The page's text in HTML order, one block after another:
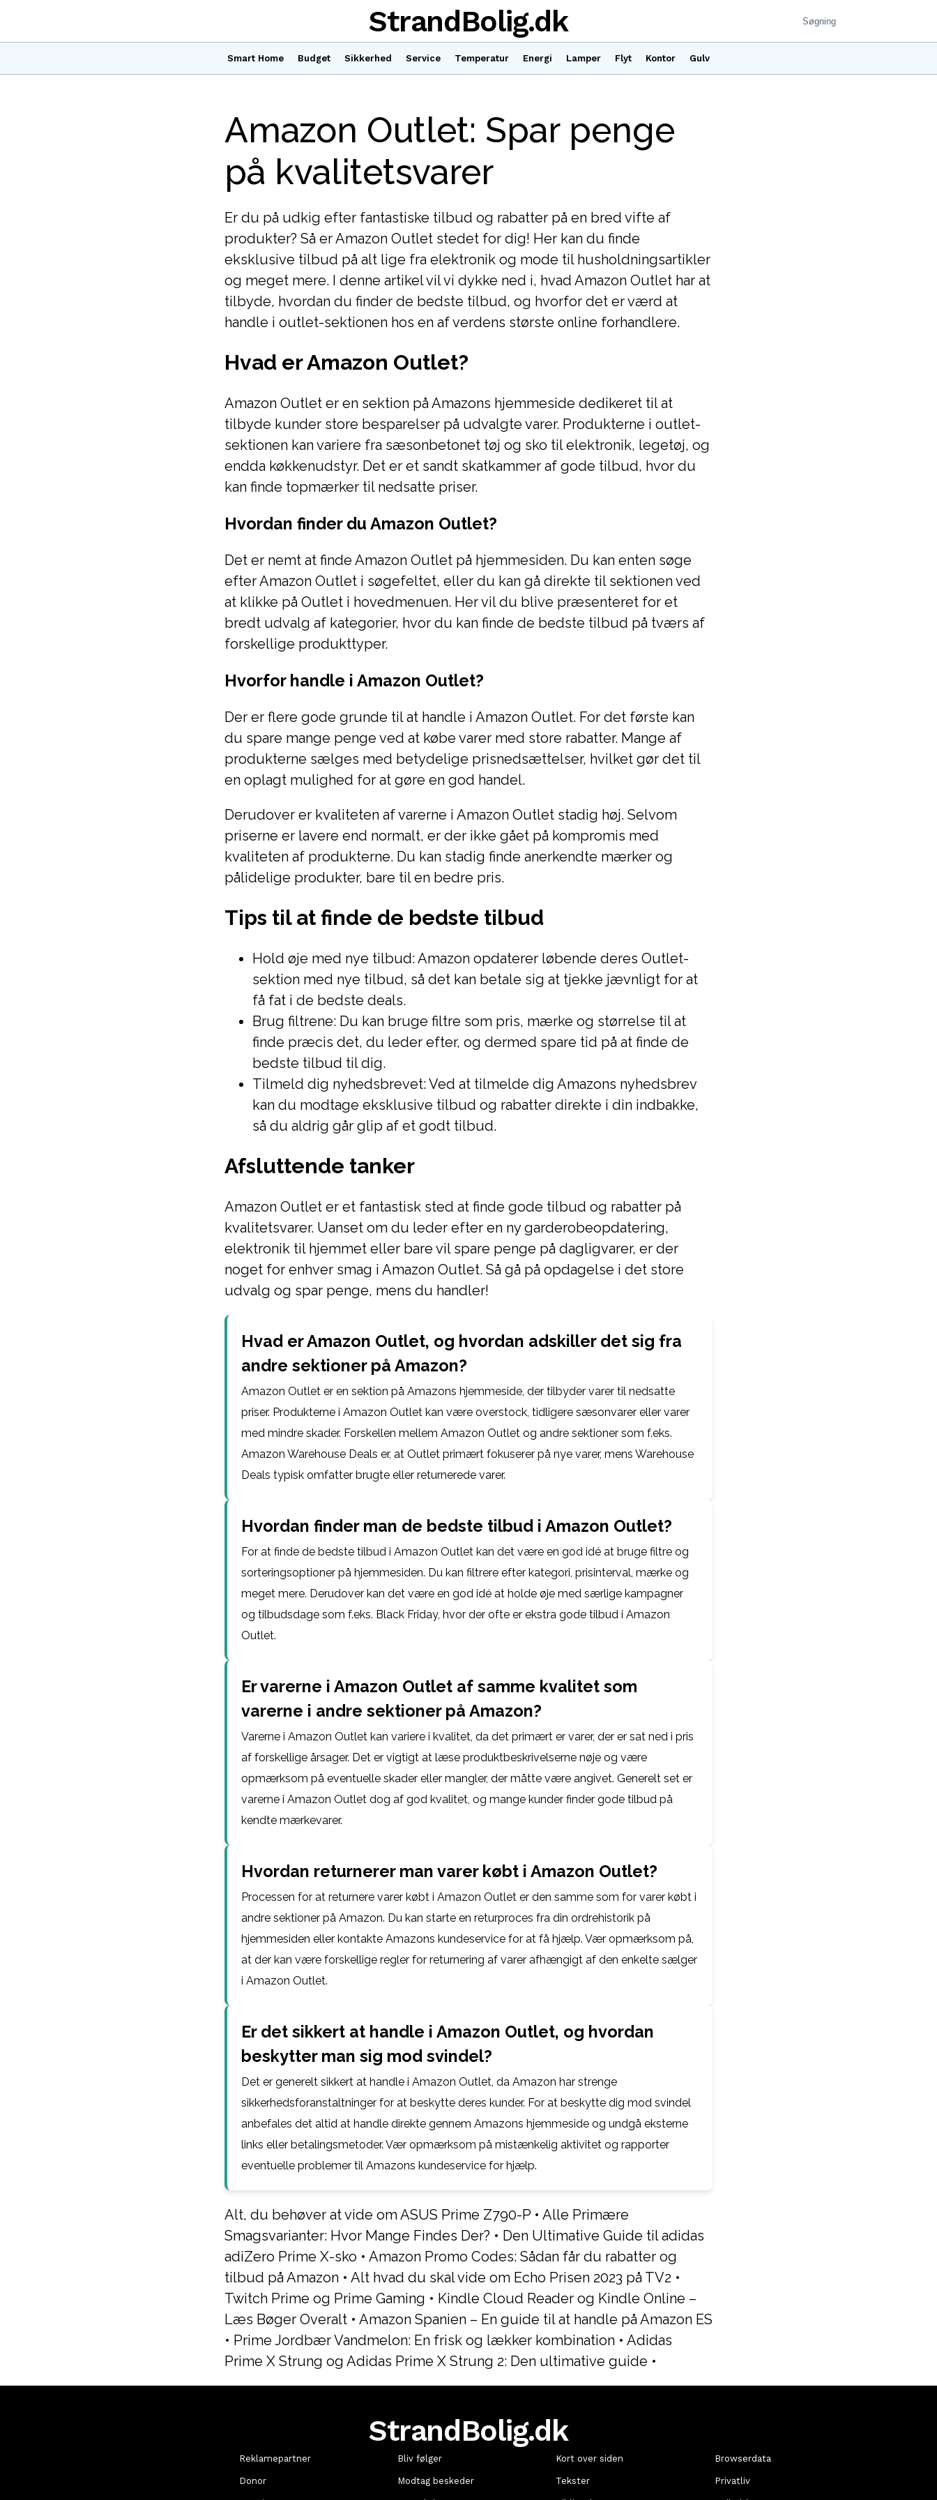
Smart Home Budget Sikkerhed Service Temperatur Energi Lamper Flyt Kontor Gulv
StrandBolig.dk
Amazon Outlet: Spar penge
på kvalitetsvarer
Er du på udkig efter fantastiske tilbud og rabatter på en bred vifte af
produkter? Så er Amazon Outlet stedet for dig! Her kan du finde
eksklusive tilbud på alt lige fra elektronik og mode til husholdningsartikler
og meget mere. I denne artikel vil vi dykke ned i, hvad Amazon Outlet har at
tilbyde, hvordan du finder de bedste tilbud, og hvorfor det er værd at
handle i outlet-sektionen hos en af verdens største online forhandlere.
Hvad er Amazon Outlet?
Amazon Outlet er en sektion på Amazons hjemmeside dedikeret til at
tilbyde kunder store besparelser på udvalgte varer. Produkterne i outlet-
sektionen kan variere fra sæsonbetonet tøj og sko til elektronik, legetøj, og
endda køkkenudstyr. Det er et sandt skatkammer af gode tilbud, hvor du
kan finde topmærker til nedsatte priser.
Hvordan finder du Amazon Outlet?
Det er nemt at finde Amazon Outlet på hjemmesiden. Du kan enten søge
efter Amazon Outlet i søgefeltet, eller du kan gå direkte til sektionen ved
at klikke på Outlet i hovedmenuen. Her vil du blive præsenteret for et
bredt udvalg af kategorier, hvor du kan finde de bedste tilbud på tværs af
forskellige produkttyper.
Hvorfor handle i Amazon Outlet?
Der er flere gode grunde til at handle i Amazon Outlet. For det første kan
du spare mange penge ved at købe varer med store rabatter. Mange af
produkterne sælges med betydelige prisnedsættelser, hvilket gør det til
en oplagt mulighed for at gøre en god handel.
Derudover er kvaliteten af varerne i Amazon Outlet stadig høj. Selvom
priserne er lavere end normalt, er der ikke gået på kompromis med
kvaliteten af produkterne. Du kan stadig finde anerkendte mærker og
pålidelige produkter, bare til en bedre pris.
Tips til at finde de bedste tilbud
Hold øje med nye tilbud: Amazon opdaterer løbende deres Outlet-
sektion med nye tilbud, så det kan betale sig at tjekke jævnligt for at
få fat i de bedste deals.
Brug filtrene: Du kan bruge filtre som pris, mærke og størrelse til at
finde præcis det, du leder efter, og dermed spare tid på at finde de
bedste tilbud til dig.
Tilmeld dig nyhedsbrevet: Ved at tilmelde dig Amazons nyhedsbrev
kan du modtage eksklusive tilbud og rabatter direkte i din indbakke,
så du aldrig går glip af et godt tilbud.
Afsluttende tanker
Amazon Outlet er et fantastisk sted at finde gode tilbud og rabatter på
kvalitetsvarer. Uanset om du leder efter en ny garderobeopdatering,
elektronik til hjemmet eller bare vil spare penge på dagligvarer, er der
noget for enhver smag i Amazon Outlet. Så gå på opdagelse i det store
udvalg og spar penge, mens du handler!
Hvad er Amazon Outlet, og hvordan adskiller det sig fra
andre sektioner på Amazon?
Amazon Outlet er en sektion på Amazons hjemmeside, der tilbyder varer til nedsatte
priser. Produkterne i Amazon Outlet kan være overstock, tidligere sæsonvarer eller varer
med mindre skader. Forskellen mellem Amazon Outlet og andre sektioner som f.eks.
Amazon Warehouse Deals er, at Outlet primært fokuserer på nye varer, mens Warehouse
Deals typisk omfatter brugte eller returnerede varer.
Hvordan finder man de bedste tilbud i Amazon Outlet?
For at finde de bedste tilbud i Amazon Outlet kan det være en god idé at bruge filtre og
sorteringsoptioner på hjemmesiden. Du kan filtrere efter kategori, prisinterval, mærke og
meget mere. Derudover kan det være en god idé at holde øje med særlige kampagner
og tilbudsdage som f.eks. Black Friday, hvor der ofte er ekstra gode tilbud i Amazon
Outlet.
Er varerne i Amazon Outlet af samme kvalitet som
varerne i andre sektioner på Amazon?
Varerne i Amazon Outlet kan variere i kvalitet, da det primært er varer, der er sat ned i pris
af forskellige årsager. Det er vigtigt at læse produktbeskrivelserne nøje og være
opmærksom på eventuelle skader eller mangler, der måtte være angivet. Generelt set er
varerne i Amazon Outlet dog af god kvalitet, og mange kunder finder gode tilbud på
kendte mærkevarer.
Hvordan returnerer man varer købt i Amazon Outlet?
Processen for at returnere varer købt i Amazon Outlet er den samme som for varer købt i
andre sektioner på Amazon. Du kan starte en returproces fra din ordrehistorik på
hjemmesiden eller kontakte Amazons kundeservice for at få hjælp. Vær opmærksom på,
at der kan være forskellige regler for returnering af varer afhængigt af den enkelte sælger
i Amazon Outlet.
Er det sikkert at handle i Amazon Outlet, og hvordan
beskytter man sig mod svindel?
Det er generelt sikkert at handle i Amazon Outlet, da Amazon har strenge
sikkerhedsforanstaltninger for at beskytte deres kunder. For at beskytte dig mod svindel
anbefales det altid at handle direkte gennem Amazons hjemmeside og undgå eksterne
links eller betalingsmetoder. Vær opmærksom på mistænkelig aktivitet og rapporter
eventuelle problemer til Amazons kundeservice for hjælp.
Alt, du behøver at vide om ASUS Prime Z790-P • Alle Primære
Smagsvarianter: Hvor Mange Findes Der? • Den Ultimative Guide til adidas
adiZero Prime X-sko • Amazon Promo Codes: Sådan får du rabatter og
tilbud på Amazon • Alt hvad du skal vide om Echo Prisen 2023 på TV2 •
Twitch Prime og Prime Gaming • Kindle Cloud Reader og Kindle Online –
Læs Bøger Overalt • Amazon Spanien – En guide til at handle på Amazon ES
• Prime Jordbær Vandmelon: En frisk og lækker kombination • Adidas
Prime X Strung og Adidas Prime X Strung 2: Den ultimative guide •
StrandBolig.dk
Reklamepartner
Donor
Bliv følger
Modtag beskeder
Kort over siden
Tekster
Browserdata
Privatliv